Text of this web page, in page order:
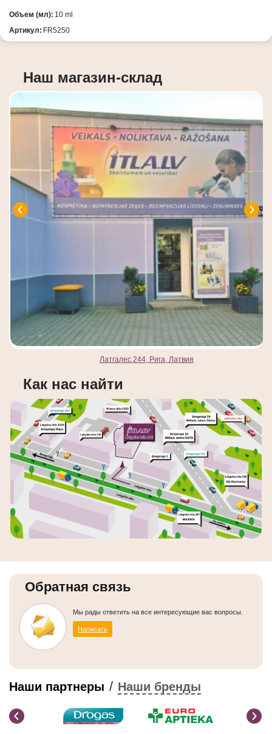
Объем (мл): 10 ml
Артикул: FR5250
Наш магазин-склад
Латгалес 244, Рига, Латвия
Как нас найти
Наши партнеры / Наши бренды
Обратная связь
Мы рады ответить на все интересующие вас вопросы.
Написать